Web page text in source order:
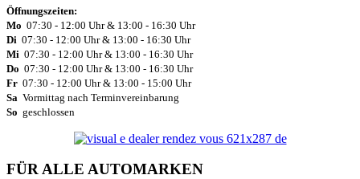
Öffnungszeiten:
Mo 07:30 - 12:00 Uhr & 13:00 - 16:30 Uhr
Di 07:30 - 12:00 Uhr & 13:00 - 16:30 Uhr
Mi 07:30 - 12:00 Uhr & 13:00 - 16:30 Uhr
Do 07:30 - 12:00 Uhr & 13:00 - 16:30 Uhr
Fr 07:30 - 12:00 Uhr & 13:00 - 15:00 Uhr
Sa Vormittag nach Terminvereinbarung
So geschlossen
FÜR ALLE AUTOMARKEN